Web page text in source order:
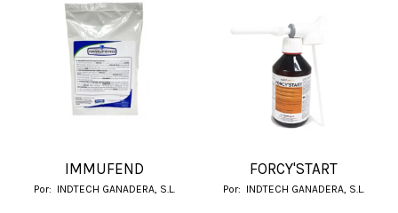
IMMUFEND
Por: INDTECH GANADERA, S.L.
FORCY'START
Por: INDTECH GANADERA, S.L.